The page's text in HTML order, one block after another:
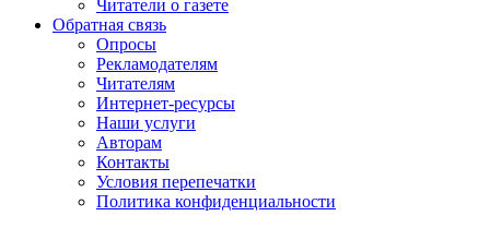
Читатели о газете
Обратная связь
Опросы
Рекламодателям
Читателям
Интернет-ресурсы
Наши услуги
Авторам
Контакты
Условия перепечатки
Политика конфиденциальности